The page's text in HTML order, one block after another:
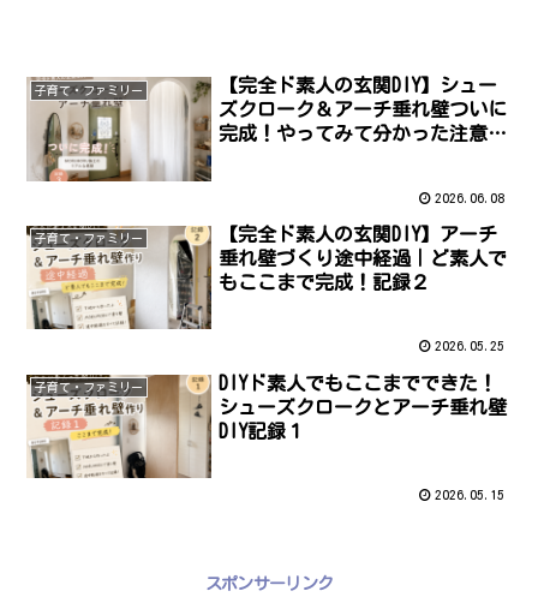
子育て・ファミリー
【完全ド素人の玄関DIY】シュー
ズクローク＆アーチ垂れ壁ついに
完成！やってみて分かった注意点
2026.06.08
子育て・ファミリー
【完全ド素人の玄関DIY】アーチ
垂れ壁づくり途中経過｜ど素人で
もここまで完成！記録２
2026.05.25
子育て・ファミリー
DIYド素人でもここまでできた！
シューズクロークとアーチ垂れ壁
DIY記録１
2026.05.15
スポンサーリンク